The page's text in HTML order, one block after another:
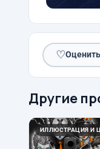
♡
Другие
ИЛЛЮСТРАЦИЯ И